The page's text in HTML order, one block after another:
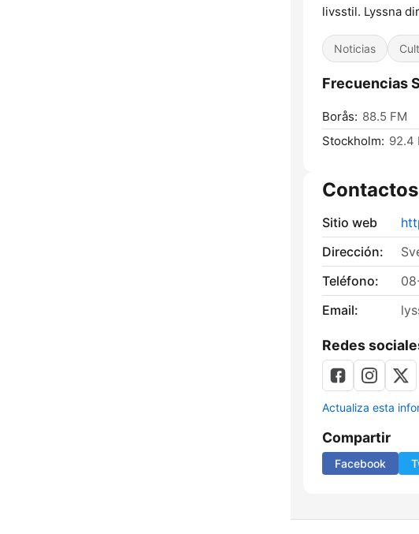
livsstil. Lyssna
Noticias
Frecuencias
Borås: 88.5 FM
Stockholm: 92.4
Contactos
Sitio web
Dirección:
Teléfono:
Email:
Redes
Actualiza esta
Compartir
Facebook